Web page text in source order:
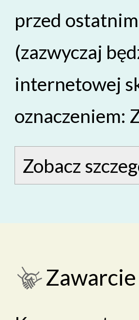
przed
(zazwyczaj
internetowej
oznaczeniem:
Zobacz